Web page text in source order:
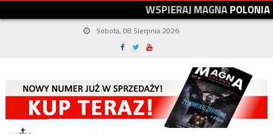
WSPIERAJMAGNAPOLONIA
Sobota, 08 Sierpnia 2026